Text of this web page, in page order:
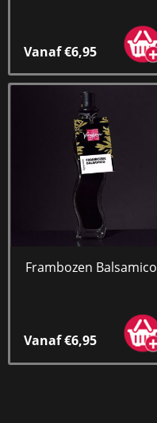
Vanaf €6,95
Frambozen Balsamico
Vanaf €6,95